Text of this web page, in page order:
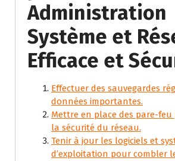
Administration
Système et
Efficace et
Effectuer des sauvegardes
données importantes.
Mettre en place des pare-
la sécurité du réseau.
Tenir à jour les logiciels et
d’exploitation pour combler